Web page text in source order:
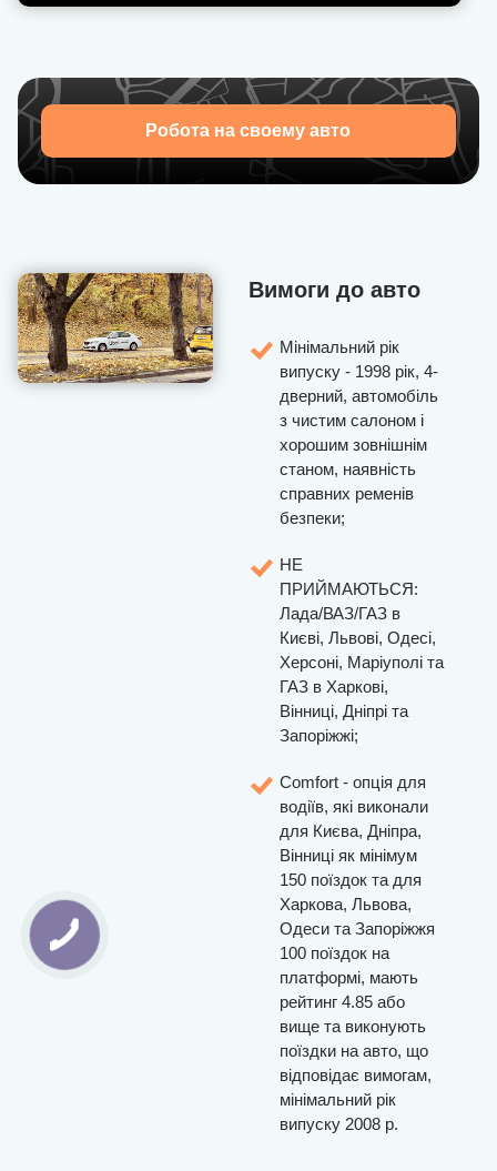
Робота на своему авто
Вимоги до авто
Мінімальний рік
випуску - 1998 рік, 4-
дверний, автомобіль
з чистим салоном і
хорошим зовнішнім
станом, наявність
справних ременів
безпеки;
НЕ
ПРИЙМАЮТЬСЯ:
Лада/ВАЗ/ГАЗ в
Києві, Львові, Одесі,
Херсоні, Маріуполі та
ГАЗ в Харкові,
Вінниці, Дніпрі та
Запоріжжі;
Comfort - опція для
водіїв, які виконали
для Києва, Дніпра,
Вінниці як мінімум
150 поїздок та для
Харкова, Львова,
Одеси та Запоріжжя
100 поїздок на
платформі, мають
рейтинг 4.85 або
вище та виконують
поїздки на авто, що
відповідає вимогам,
мінімальний рік
випуску 2008 р.